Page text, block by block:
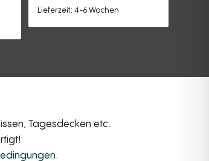
Lieferzeit: 4-6 Wochen
Tagesdecken etc.
.